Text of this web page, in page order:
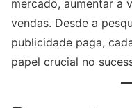
mercado, aumentar a
vendas. Desde a
publicidade paga,
papel crucial no